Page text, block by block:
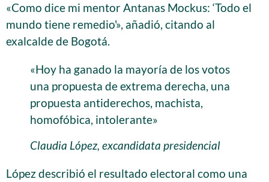
«Como dice mi mentor Antanas Mockus: ‘Todo el
mundo tiene remedio'», añadió, citando al
exalcalde de Bogotá.
«Hoy ha ganado la mayoría de los votos
una propuesta de extrema derecha, una
propuesta antiderechos, machista,
homofóbica, intolerante»
Claudia López, excandidata presidencial
López describió el resultado electoral como una